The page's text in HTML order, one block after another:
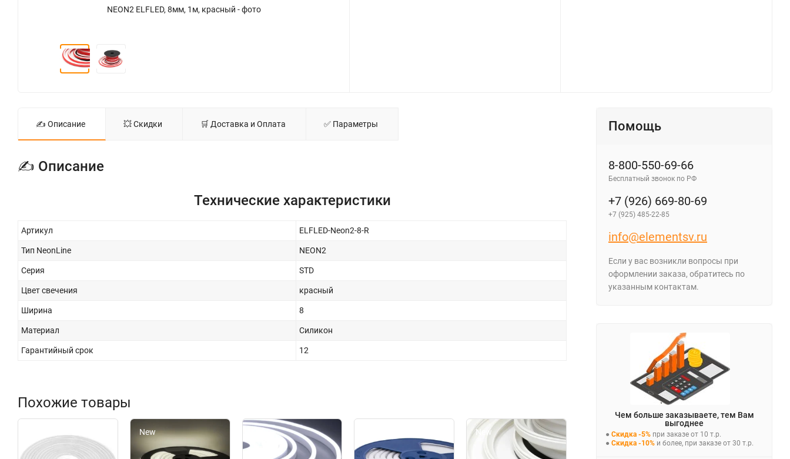
NEON2 ELFLED, 8мм, 1м, красный - фото
✍ Описание 💥 Скидки 🛒 Доставка и Оплата ✅ Параметры
✍ Описание
Технические характеристики
Артикул ELFLED-Neon2-8-R
Тип NeonLine NEON2
Серия STD
Цвет свечения красный
Ширина 8
Материал Силикон
Гарантийный срок 12
Похожие товары
New New
Помощь
8-800-550-69-66
Бесплатный звонок по РФ
+7 (926) 669-80-69
+7 (925) 485-22-85
info@elementsv.ru
Если у вас возникли вопросы при
оформлении заказа, обратитесь по
указанным контактам.
Чем больше заказываете, тем Вам
выгоднее
● Скидка -5% при заказе от 10 т.р.
● Скидка -10% и более, при заказе от 30 т.р.